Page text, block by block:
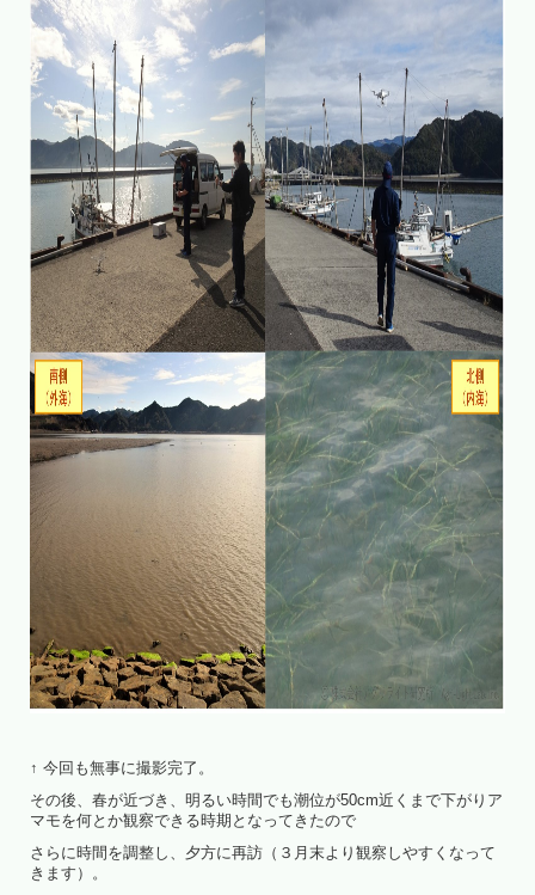
↑ 今回も無事に撮影完了。
その後、春が近づき、明るい時間でも潮位が50cm近くまで下がりア
マモを何とか観察できる時期となってきたので
さらに時間を調整し、夕方に再訪（３月末より観察しやすくなって
きます）。